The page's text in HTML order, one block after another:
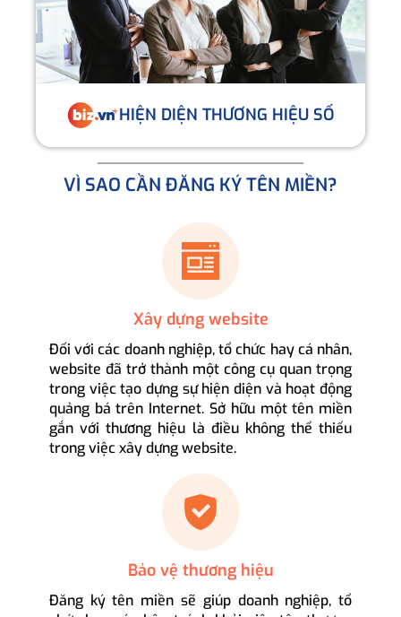
HIỆN DIỆN THƯƠNG HIỆU SỐ
VÌ SAO CẦN ĐĂNG KÝ TÊN MIỀN?
Xây dựng website
Đối với các doanh nghiệp, tổ chức hay cá nhân,
website đã trở thành một công cụ quan trọng
trong việc tạo dựng sự hiện diện và hoạt động
quảng bá trên Internet. Sở hữu một tên miền
gắn với thương hiệu là điều không thể thiếu
trong việc xây dựng website.
Bảo vệ thương hiệu
Đăng ký tên miền sẽ giúp doanh nghiệp, tổ